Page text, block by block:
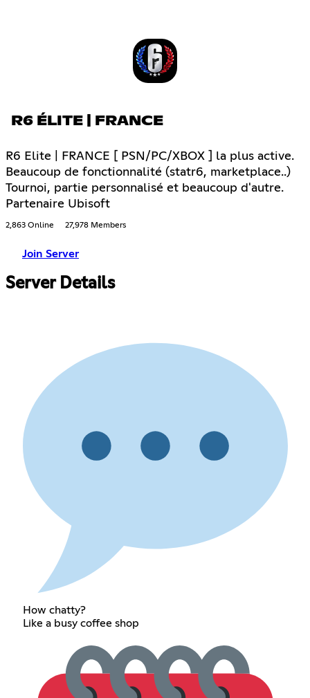
R6 ÉLITE | FRANCE
R6 Elite | FRANCE [ PSN/PC/XBOX ] la plus active.
Beaucoup de fonctionnalité (statr6, marketplace..)
Tournoi, partie personnalisé et beaucoup d'autre.
Partenaire Ubisoft
2,863 Online 27,978 Members
Join Server
Server Details
How chatty?
Like a busy coffee shop